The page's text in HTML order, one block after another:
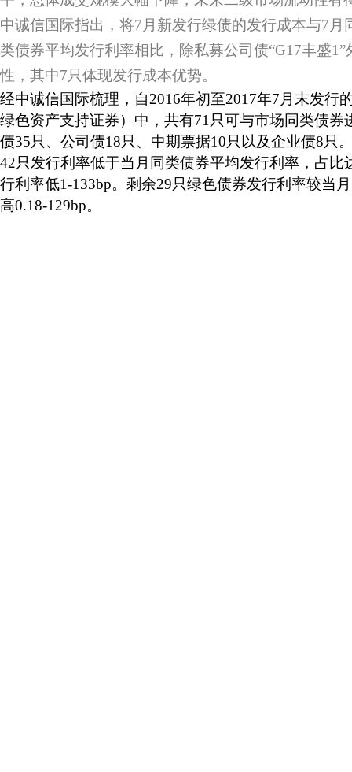
中诚信国际指出，将7月新发行绿债的发行成本与7月
类债券平均发行利率相比，除私募公司债“G17丰盛
性，其中7只体现发行成本优势。
经中诚信国际梳理，自2016年初至2017年7月末发行
绿色资产支持证券）中，共有71只可与市场同类债券
债35只、公司债18只、中期票据10只以及企业债8只
42只发行利率低于当月同类债券平均发行利率，占比
行利率低1-133bp。剩余29只绿色债券发行利率较当
高0.18-129bp。